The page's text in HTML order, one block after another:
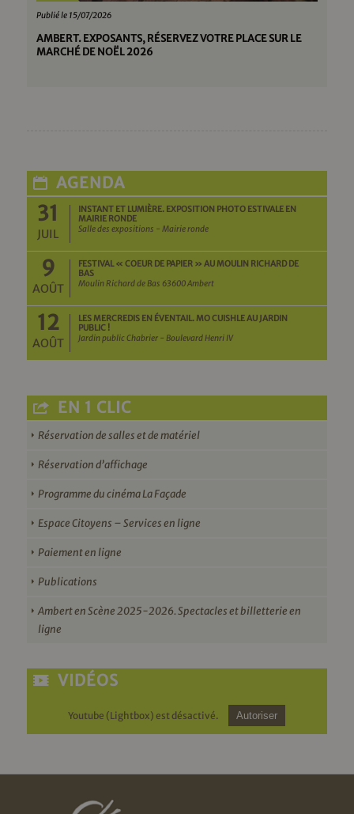
Publié le 15/07/2026
AMBERT. EXPOSANTS, RÉSERVEZ VOTRE PLACE SUR LE
MARCHÉ DE NOËL 2026
AGENDA
31
JUIL
INSTANT ET LUMIÈRE. EXPOSITION PHOTO ESTIVALE EN
MAIRIE RONDE
Salle des expositions - Mairie ronde
9
AOÛT
FESTIVAL « COEUR DE PAPIER » AU MOULIN RICHARD DE
BAS
Moulin Richard de Bas 63600 Ambert
12
AOÛT
LES MERCREDIS EN ÉVENTAIL. MO CUISHLE AU JARDIN
PUBLIC !
Jardin public Chabrier - Boulevard Henri IV
EN 1 CLIC
Réservation de salles et de matériel
Réservation d’affichage
Programme du cinéma La Façade
Espace Citoyens – Services en ligne
Paiement en ligne
Publications
Ambert en Scène 2025-2026. Spectacles et billetterie en
ligne
VIDÉOS
Youtube (Lightbox) est désactivé. Autoriser